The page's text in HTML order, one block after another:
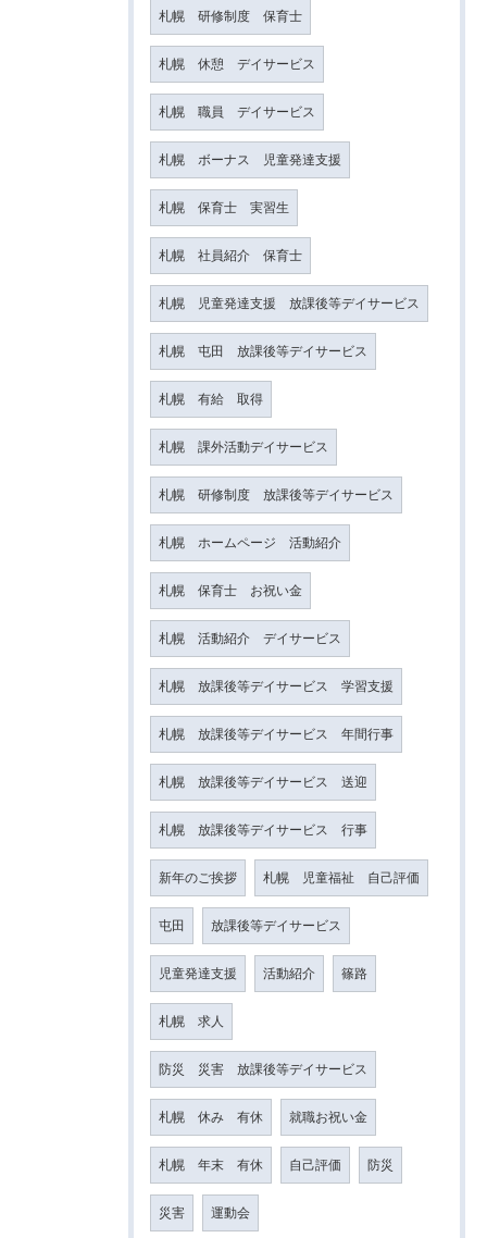
札幌 研修制度 保育士
札幌 休憩 デイサービス
札幌 職員 デイサービス
札幌 ボーナス 児童発達支援
札幌 保育士 実習生
札幌 社員紹介 保育士
札幌 児童発達支援 放課後等デイサービス
札幌 屯田 放課後等デイサービス
札幌 有給 取得
札幌 課外活動デイサービス
札幌 研修制度 放課後等デイサービス
札幌 ホームページ 活動紹介
札幌 保育士 お祝い金
札幌 活動紹介 デイサービス
札幌 放課後等デイサービス 学習支援
札幌 放課後等デイサービス 年間行事
札幌 放課後等デイサービス 送迎
札幌 放課後等デイサービス 行事
新年のご挨拶 札幌 児童福祉 自己評価
屯田 放課後等デイサービス
児童発達支援 活動紹介 篠路
札幌 求人
防災 災害 放課後等デイサービス
札幌 休み 有休 就職お祝い金
札幌 年末 有休 自己評価 防災
災害 運動会